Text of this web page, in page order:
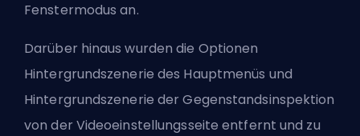
Fenstermodus an.
Darüber hinaus wurden die Optionen
Hintergrundszenerie des Hauptmenüs und
Hintergrundszenerie der Gegenstandsinspektion
von der Videoeinstellungsseite entfernt und zu